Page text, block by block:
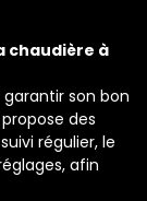
chaudière à
son bon
des
régulier, le
afin